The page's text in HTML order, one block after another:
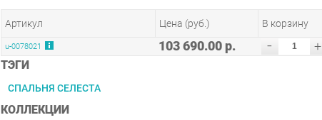
Артикул Цена (руб.) В корзину
u-0078021 103 690.00 р. - +
ТЭГИ
СПАЛЬНЯ СЕЛЕСТА
КОЛЛЕКЦИИ